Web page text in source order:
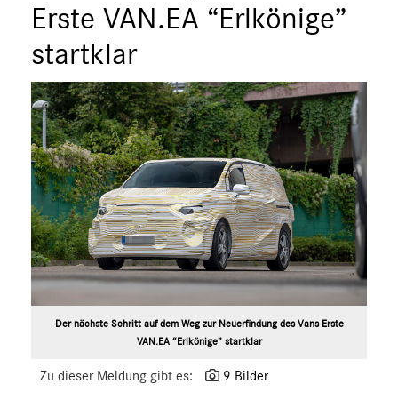
MEDIA
ÜBER UNS
ANSPRECHPARTNER
Erste VAN.EA “Erlkönige”
startklar
Der nächste Schritt auf dem Weg zur Neuerfindung des Vans Erste
VAN.EA “Erlkönige” startklar
Zu dieser Meldung gibt es: 9 Bilder